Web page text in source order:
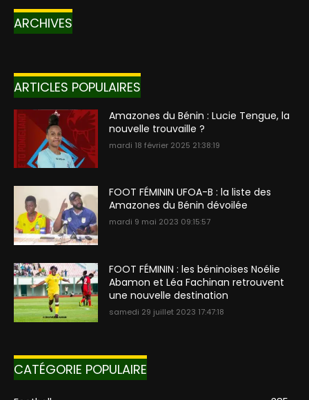
ARCHIVES
ARTICLES POPULAIRES
Amazones du Bénin : Lucie Tengue, la
nouvelle trouvaille ?
mardi 18 février 2025 21:38:19
FOOT FÉMININ UFOA-B : la liste des
Amazones du Bénin dévoilée
mardi 9 mai 2023 09:15:57
FOOT FÉMININ : les béninoises Noélie
Abamon et Léa Fachinan retrouvent
une nouvelle destination
samedi 29 juillet 2023 17:47:18
CATÉGORIE POPULAIRE